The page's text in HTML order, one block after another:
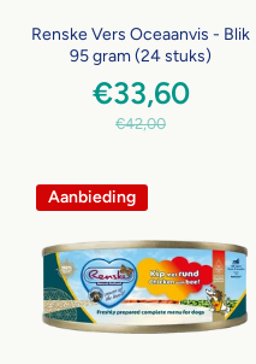
Renske Vers Oceaanvis - Blik
95 gram (24 stuks)
€33,60
€42,00
Aanbieding